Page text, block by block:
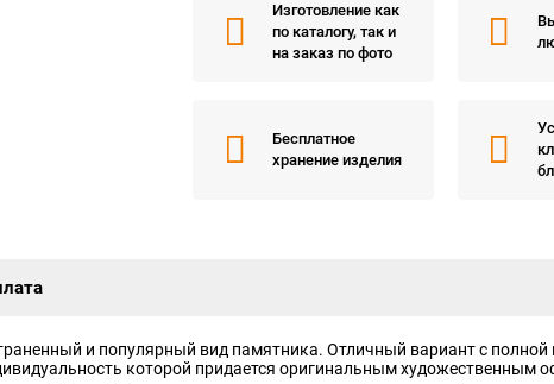
Изготовление как
по каталогу, так и
на заказ по фото
Бесплатное
хранение изделия
и популярный вид памятника. Отличный вариант с
которой придается оригинальным художественным